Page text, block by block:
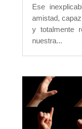
Ese
amistad,
y totalmente
nuestra...